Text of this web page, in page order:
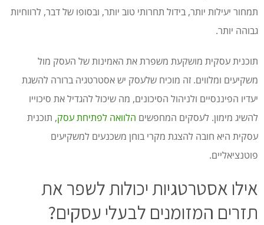
תמחור יעילות יותר, בידול תחרותי טוב יותר, ובסופו של דבר, לרווחיות
גבוהה יותר.
תוכנית עסקית מושקעת משפרת את האמינות של העסק מול
משקיעים ומלווים. זה מוכיח שלעסק יש אסטרטגיה ברורה להשגת
יעדיו הפיננסיים ולניהול הסיכונים, מה שיכול להגדיל את סיכוייו
להשיג מימון. לעסקים המחפשים הלוואה לפתיחת עסק, תוכנית
עסקית היא חובה להצגת מקרי בוחן משכנעים למשקיעים
פוטנציאליים.
אילו אסטרטגיות יכולות לשפר את
תזרים המזומנים לבעלי עסקים?